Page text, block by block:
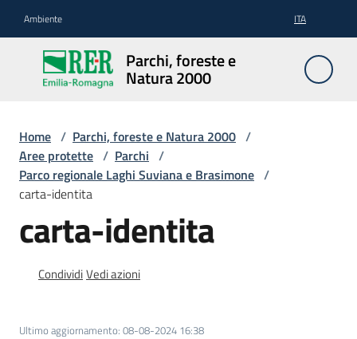
Ambiente ITA
Parchi, foreste e
Natura 2000
Parchi,
foreste
e
2000
Aree
Protette
2000
Home / Parchi, foreste e Natura 2000 /
Aree protette / Parchi /
Parco regionale Laghi Suviana e Brasimone /
carta-identita
carta-identita
CondividiVedi azioni
Ultimo aggiornamento: 08-08-2024 16:38